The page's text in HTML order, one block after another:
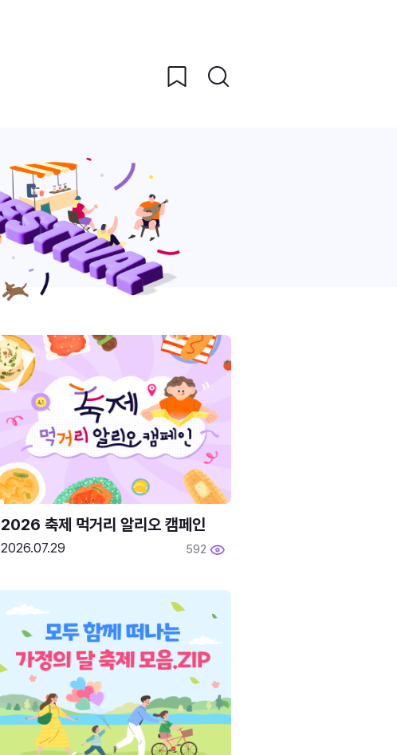
2026 축제 먹거리 알리오 캠페인
2026.07.29 592